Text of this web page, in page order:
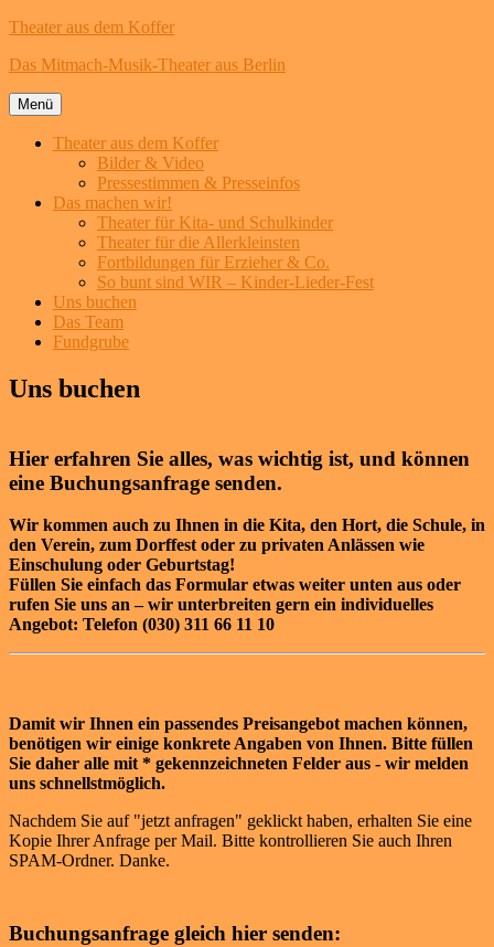
Theater aus dem Koffer
Das Mitmach-Musik-Theater aus Berlin
Menü
Theater aus dem Koffer
Bilder & Video
Pressestimmen & Presseinfos
Das machen wir!
Theater für Kita- und Schulkinder
Theater für die Allerkleinsten
Fortbildungen für Erzieher & Co.
So bunt sind WIR – Kinder-Lieder-Fest
Uns buchen
Das Team
Fundgrube
Zum
Inhalt
Uns buchen
Hier erfahren Sie alles, was wichtig ist, und können
eine Buchungsanfrage senden.
Wir kommen auch zu Ihnen in die Kita, den Hort, die Schule, in
den Verein, zum Dorffest oder zu privaten Anlässen wie
Einschulung oder Geburtstag!
Füllen Sie einfach das Formular etwas weiter unten aus oder
rufen Sie uns an – wir unterbreiten gern ein individuelles
Angebot: Telefon (030) 311 66 11 10
Damit wir Ihnen ein passendes Preisangebot machen können,
benötigen wir einige konkrete Angaben von Ihnen. Bitte füllen
Sie daher alle mit * gekennzeichneten Felder aus - wir melden
uns schnellstmöglich.
Nachdem Sie auf "jetzt anfragen" geklickt haben, erhalten Sie eine
Kopie Ihrer Anfrage per Mail. Bitte kontrollieren Sie auch Ihren
SPAM-Ordner. Danke.
Buchungsanfrage gleich hier senden: